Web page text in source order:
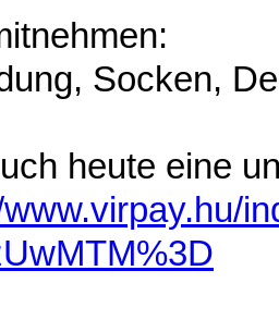
Socken,
heute eine